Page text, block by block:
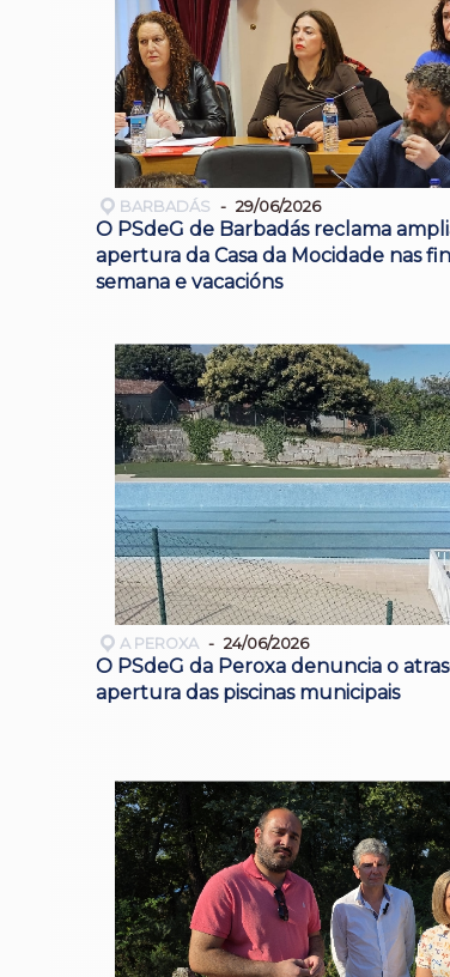
BARBADÁS 29/06/2026
O PSdeG de Barbadás reclama
apertura da Casa da Mocidade nas
semana e vacacións
A PEROXA 24/06/2026
O PSdeG da Peroxa denuncia o
apertura das piscinas municipais